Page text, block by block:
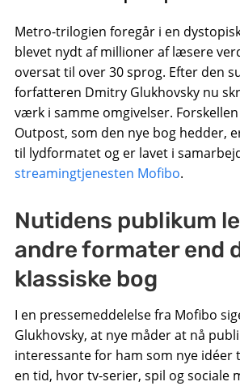
Metro-trilogien foregår i en
blevet nydt af millioner af læsere
oversat til over 30 sprog. Efter den
forfatteren Dmitry Glukhovsky nu
værk i samme omgivelser.
Outpost, som den nye bog hedder,
til lydformatet og er lavet i
streamingtjenesten Mofibo.
Nutidens publikum
andre formater end
klassiske bog
I en pressemeddelelse fra Mofibo
Glukhovsky, at nye måder at nå
interessante for ham som nye
en tid, hvor tv-serier, spil og sociale